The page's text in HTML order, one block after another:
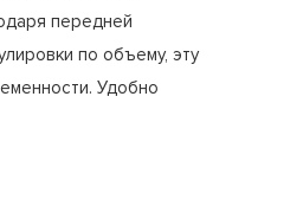
передней
по объему, эту
Удобно